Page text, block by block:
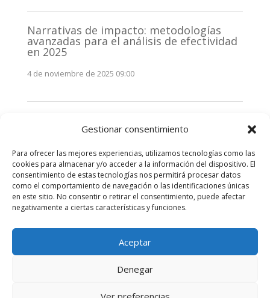
Gestionar consentimiento
Para ofrecer las mejores experiencias, utilizamos tecnologías como las
cookies para almacenar y/o acceder a la información del dispositivo. El
consentimiento de estas tecnologías nos permitirá procesar datos
como el comportamiento de navegación o las identificaciones únicas
en este sitio. No consentir o retirar el consentimiento, puede afectar
negativamente a ciertas características y funciones.
Aceptar
Denegar
Narrativas de impacto: metodologías
avanzadas para el análisis de efectividad
en 2025
4 de noviembre de 2025 09:00
stakeholders en 2025: La clave de la
3 de noviembre de 2025 09:00
Comentarios recientes
Elegant Themes| Desarrollado por